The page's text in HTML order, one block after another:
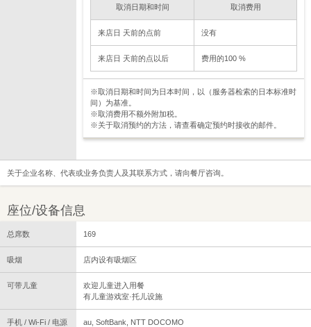
取消日期和时间 取消费用
来店日 天前的点前 没有
来店日 天前的点以后 费用的100 %
※取消日期和时间为日本时间，以（服务器检索的日本标准时
间）为基准。
※取消费用不额外附加税。
※关于取消预约的方法，请查看确定预约时接收的邮件。
关于企业名称、代表或业务负责人及其联系方式，请向餐厅咨询。
座位/设备信息
总席数 169
吸烟 店内设有吸烟区
可带儿童
欢迎儿童进入用餐
有儿童游戏室·托儿设施
手机 / Wi-Fi / 电源
au, SoftBank, NTT DOCOMO